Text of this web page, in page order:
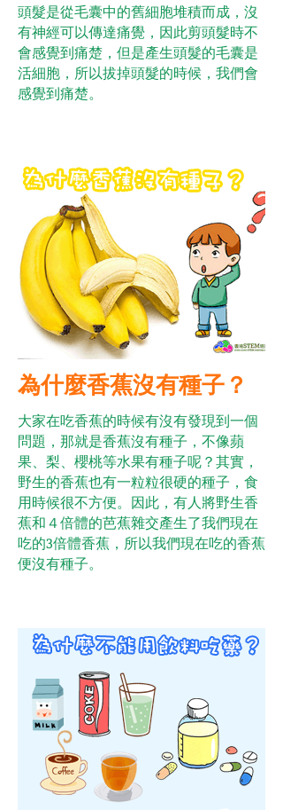
頭髮是從毛囊中的舊細胞堆積而成，沒
有神經可以傳達痛覺，因此剪頭髮時不
會感覺到痛楚，但是產生頭髮的毛囊是
活細胞，所以拔掉頭髮的時候，我們會
感覺到痛楚。
為什麼香蕉沒有種子？
大家在吃香蕉的時候有沒有發現到一個
問題，那就是香蕉沒有種子，不像蘋
果、梨、櫻桃等水果有種子呢？其實，
野生的香蕉也有一粒粒很硬的種子，食
用時候很不方便。因此，有人將野生香
蕉和４倍體的芭蕉雜交產生了我們現在
吃的3倍體香蕉，所以我們現在吃的香蕉
便沒有種子。